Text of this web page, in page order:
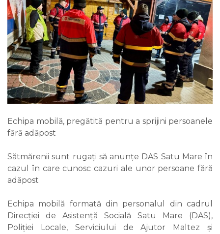
Echipa mobilă, pregătită pentru a sprijini persoanele
fără adăpost
Sătmărenii sunt rugați să anunțe DAS Satu Mare în
cazul în care cunosc cazuri ale unor persoane fără
adăpost
Echipa mobilă formată din personalul din cadrul
Direcției de Asistență Socială Satu Mare (DAS),
Poliției Locale, Serviciului de Ajutor Maltez și